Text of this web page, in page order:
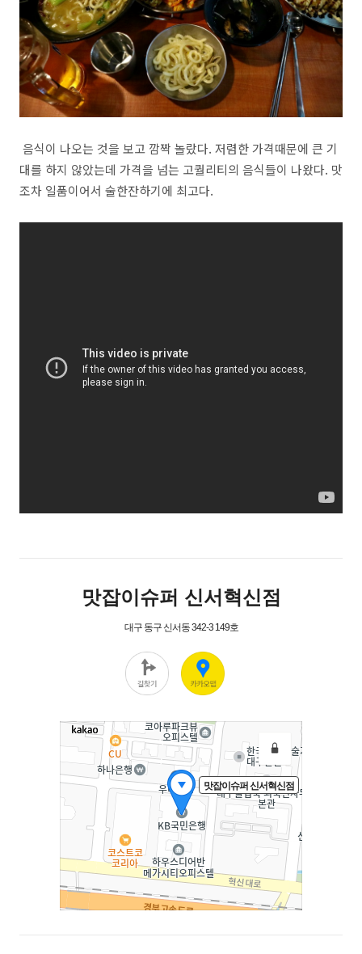
음식이 나오는 것을 보고 깜짝 놀랐다. 저렴한 가격때문에 큰 기
대를 하지 않았는데 가격을 넘는 고퀄리티의 음식들이 나왔다. 맛
조차 일품이어서 술한잔하기에 최고다.